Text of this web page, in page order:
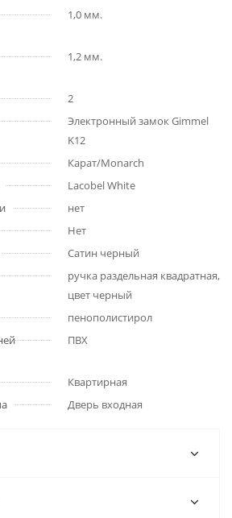
1,0 мм.
1,2 мм.
2
Электронный замок Gimmel
K12
Карат/Monarch
Lacobel White
нет
Нет
Сатин черный
ручка раздельная квадратная,
цвет черный
пенополистирол
ПВХ
Квартирная
Дверь входная